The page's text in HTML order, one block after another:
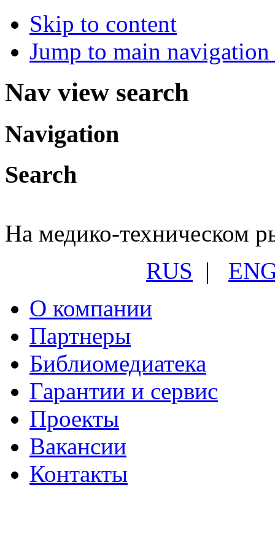
Skip to content
Jump to main
Nav view search
Navigation
Search
На медико-техническом
RUS |
О компании
Партнеры
Библиомедиатека
Гарантии и сервис
Проекты
Вакансии
Контакты